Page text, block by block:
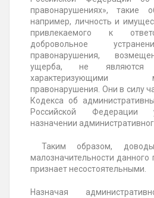
правонарушениях», такие
например, личность и
привлекаемого к
добровольное
правонарушения,
ущерба, не являются
характеризующими
правонарушения. Они в силу
Кодекса об
Российской Федерации
назначении
Таким образом,
малозначительности
признает несостоятельными.
Назначая